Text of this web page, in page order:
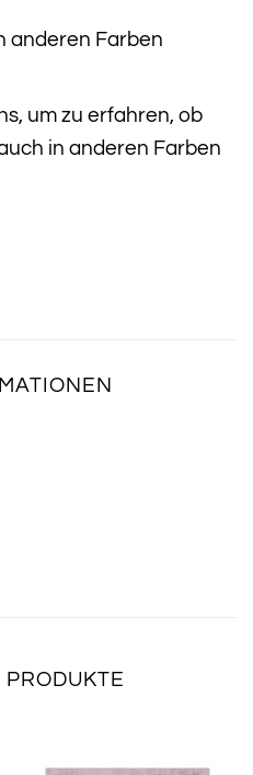
anderen Farben
um zu erfahren, ob
in anderen Farben